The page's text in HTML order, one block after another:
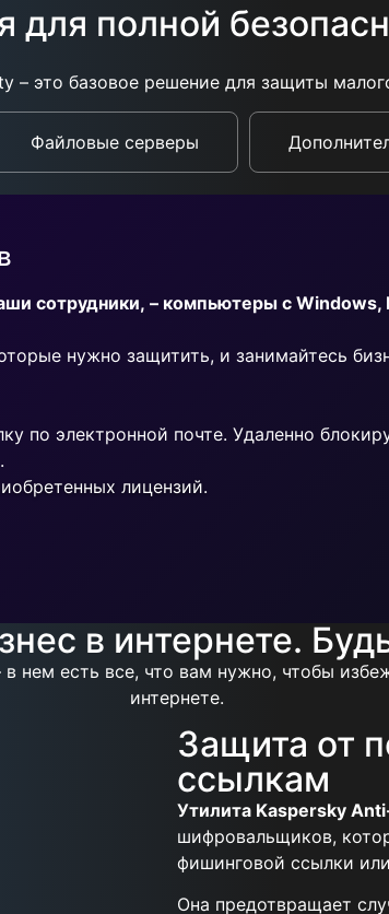
для полной
– это базовое решение для защиты
Файловые серверы
сотрудники, – компьютеры с Windows,
нужно защитить, и занимайтесь
по электронной почте. Удаленно
лицензий.
в интернете.
есть все, что вам нужно, чтобы
интернете.
Защита от
ссылкам
Утилита Kaspersky
шифровальщиков,
фишинговой ссылки
Она предотвращает